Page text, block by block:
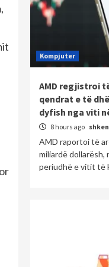
Kompjuter
AMD regjistroi
qendrat e të
dyfish nga viti
8 hours ago
AMD raportoi të
miliardë dollarësh,
periudhë e vitit të